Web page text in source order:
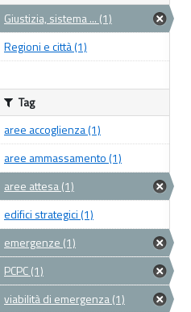
Giustizia, sistema ... (1)
Regioni e città (1)
Tag
aree accoglienza (1)
aree ammassamento (1)
aree attesa (1)
edifici strategici (1)
emergenze (1)
PCPC (1)
viabilità di emergenza (1)